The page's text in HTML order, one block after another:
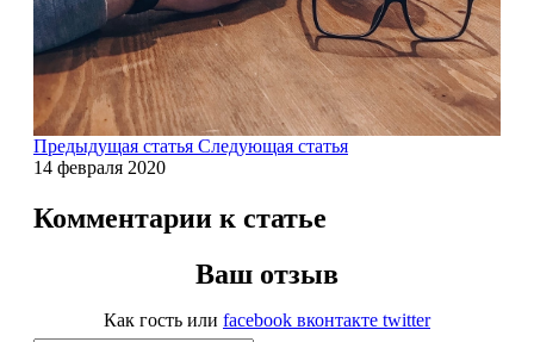
Карнитин
Пиколинат хрома
Батончики и напитки
Предыдущая статья Следующая статья
14 февраля 2020
Комментарии к статье
Ваш отзыв
Как гость или facebook вконтакте twitter